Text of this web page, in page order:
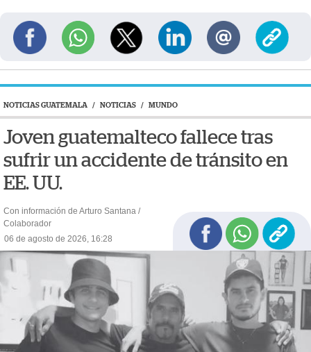
NOTICIAS GUATEMALA / NOTICIAS / MUNDO
Joven guatemalteco fallece tras
sufrir un accidente de tránsito en
EE. UU.
Con información de Arturo Santana /
Colaborador
06 de agosto de 2026, 16:28